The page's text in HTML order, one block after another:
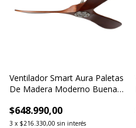
Ventilador Smart Aura Paletas
De Madera Moderno Buena
$648.990,00
3 x $216.330,00 sin interés